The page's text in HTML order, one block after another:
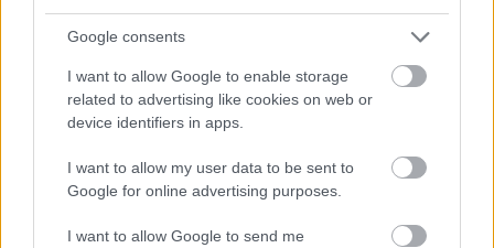
Google consents
I want to allow Google to enable storage
related to advertising like cookies on web or
device identifiers in apps.
I want to allow my user data to be sent to
Google for online advertising purposes.
I want to allow Google to send me